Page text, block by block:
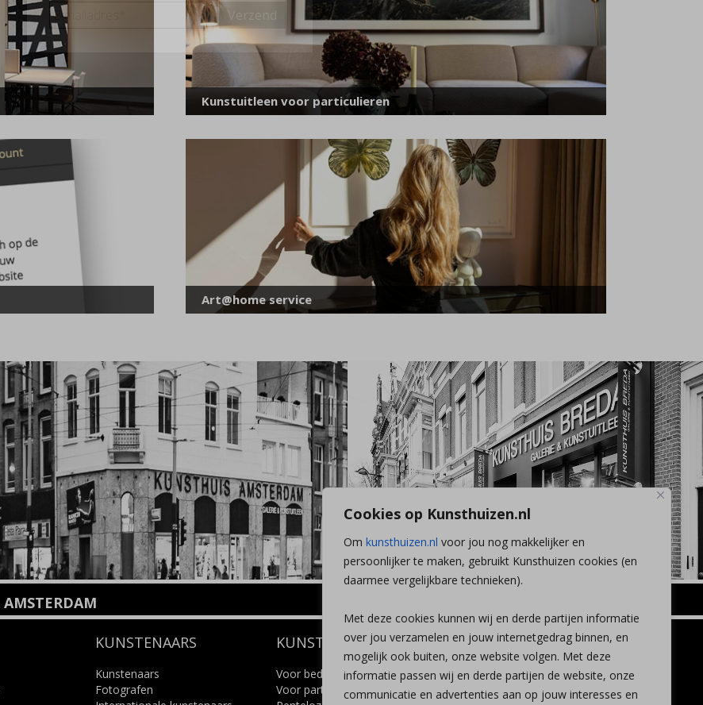
Cookies op Kunsthuizen.nl
Om kunsthuizen.nl voor jou nog makkelijker en
persoonlijker te maken, gebruikt Kunsthuizen cookies (en
daarmee vergelijkbare technieken).
Met deze cookies kunnen wij en derde partijen informatie
over jou verzamelen en jouw internetgedrag binnen, en
mogelijk ook buiten, onze website volgen. Met deze
informatie passen wij en derde partijen de website, onze
communicatie en advertenties aan op jouw interesses en
Kunstuitleen voor particulieren
Art@home service
AMSTERDAM
1075 VX Amsterdam
info@kunsthuisamsterdam.nl
Wilhelminastraat 11
4818 SB Breda
+31 (0)76 5221309
info@kunsthuisbreda.nl
KUNSTENAARS
Kunstenaars
Fotografen
KUNSTUITLEEN
Voor bedrijven
Voor particulieren
CONTACT
Contact
Leiden
E-
mailadres